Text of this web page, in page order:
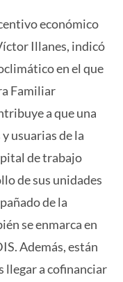
económico
Illanes, indicó
en el que
Familiar
a que una
usuarias de la
de trabajo
de sus unidades
de la
se enmarca en
Además, están
llegar a cofinanciar